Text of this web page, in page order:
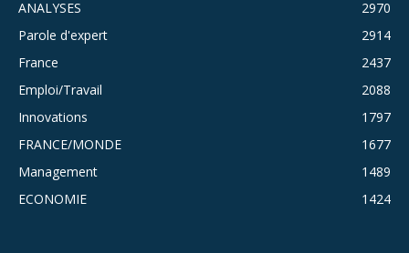
ANALYSES
2970
Parole d'expert
2914
France
2437
Emploi/Travail
2088
Innovations
1797
FRANCE/MONDE
1677
Management
1489
ECONOMIE
1424